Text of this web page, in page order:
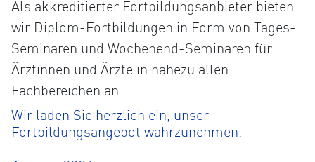
Als akkreditierter Fortbildungsanbieter bieten
wir Diplom-Fortbildungen in Form von Tages-
Seminaren und Wochenend-Seminaren für
Ärztinnen und Ärzte in nahezu allen
Fachbereichen an
Wir laden Sie herzlich ein, unser
Fortbildungsangebot wahrzunehmen.